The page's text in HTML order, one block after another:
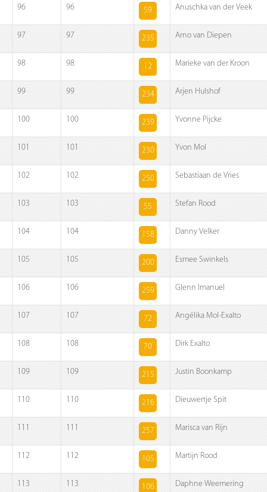
96 96 59 Anuschka van der Veek
97 97 235 Arno van Diepen
98 98 12 Marieke van der Kroon
99 99 234 Arjen Hulshof
100 100 239 Yvonne Pijcke
101 101 230 Yvon Mol
102 102 250 Sebastiaan de Vries
103 103 55 Stefan Rood
104 104 158 Danny Velker
105 105 200 Esmee Swinkels
106 106 259 Glenn Imanuel
107 107 72 Angélika Mol-Exalto
108 108 70 Dirk Exalto
109 109 215 Justin Boonkamp
110 110 216 Dieuwertje Spit
111 111 257 Marisca van Rijn
112 112 105 Martijn Rood
113 113 106 Daphne Weemering